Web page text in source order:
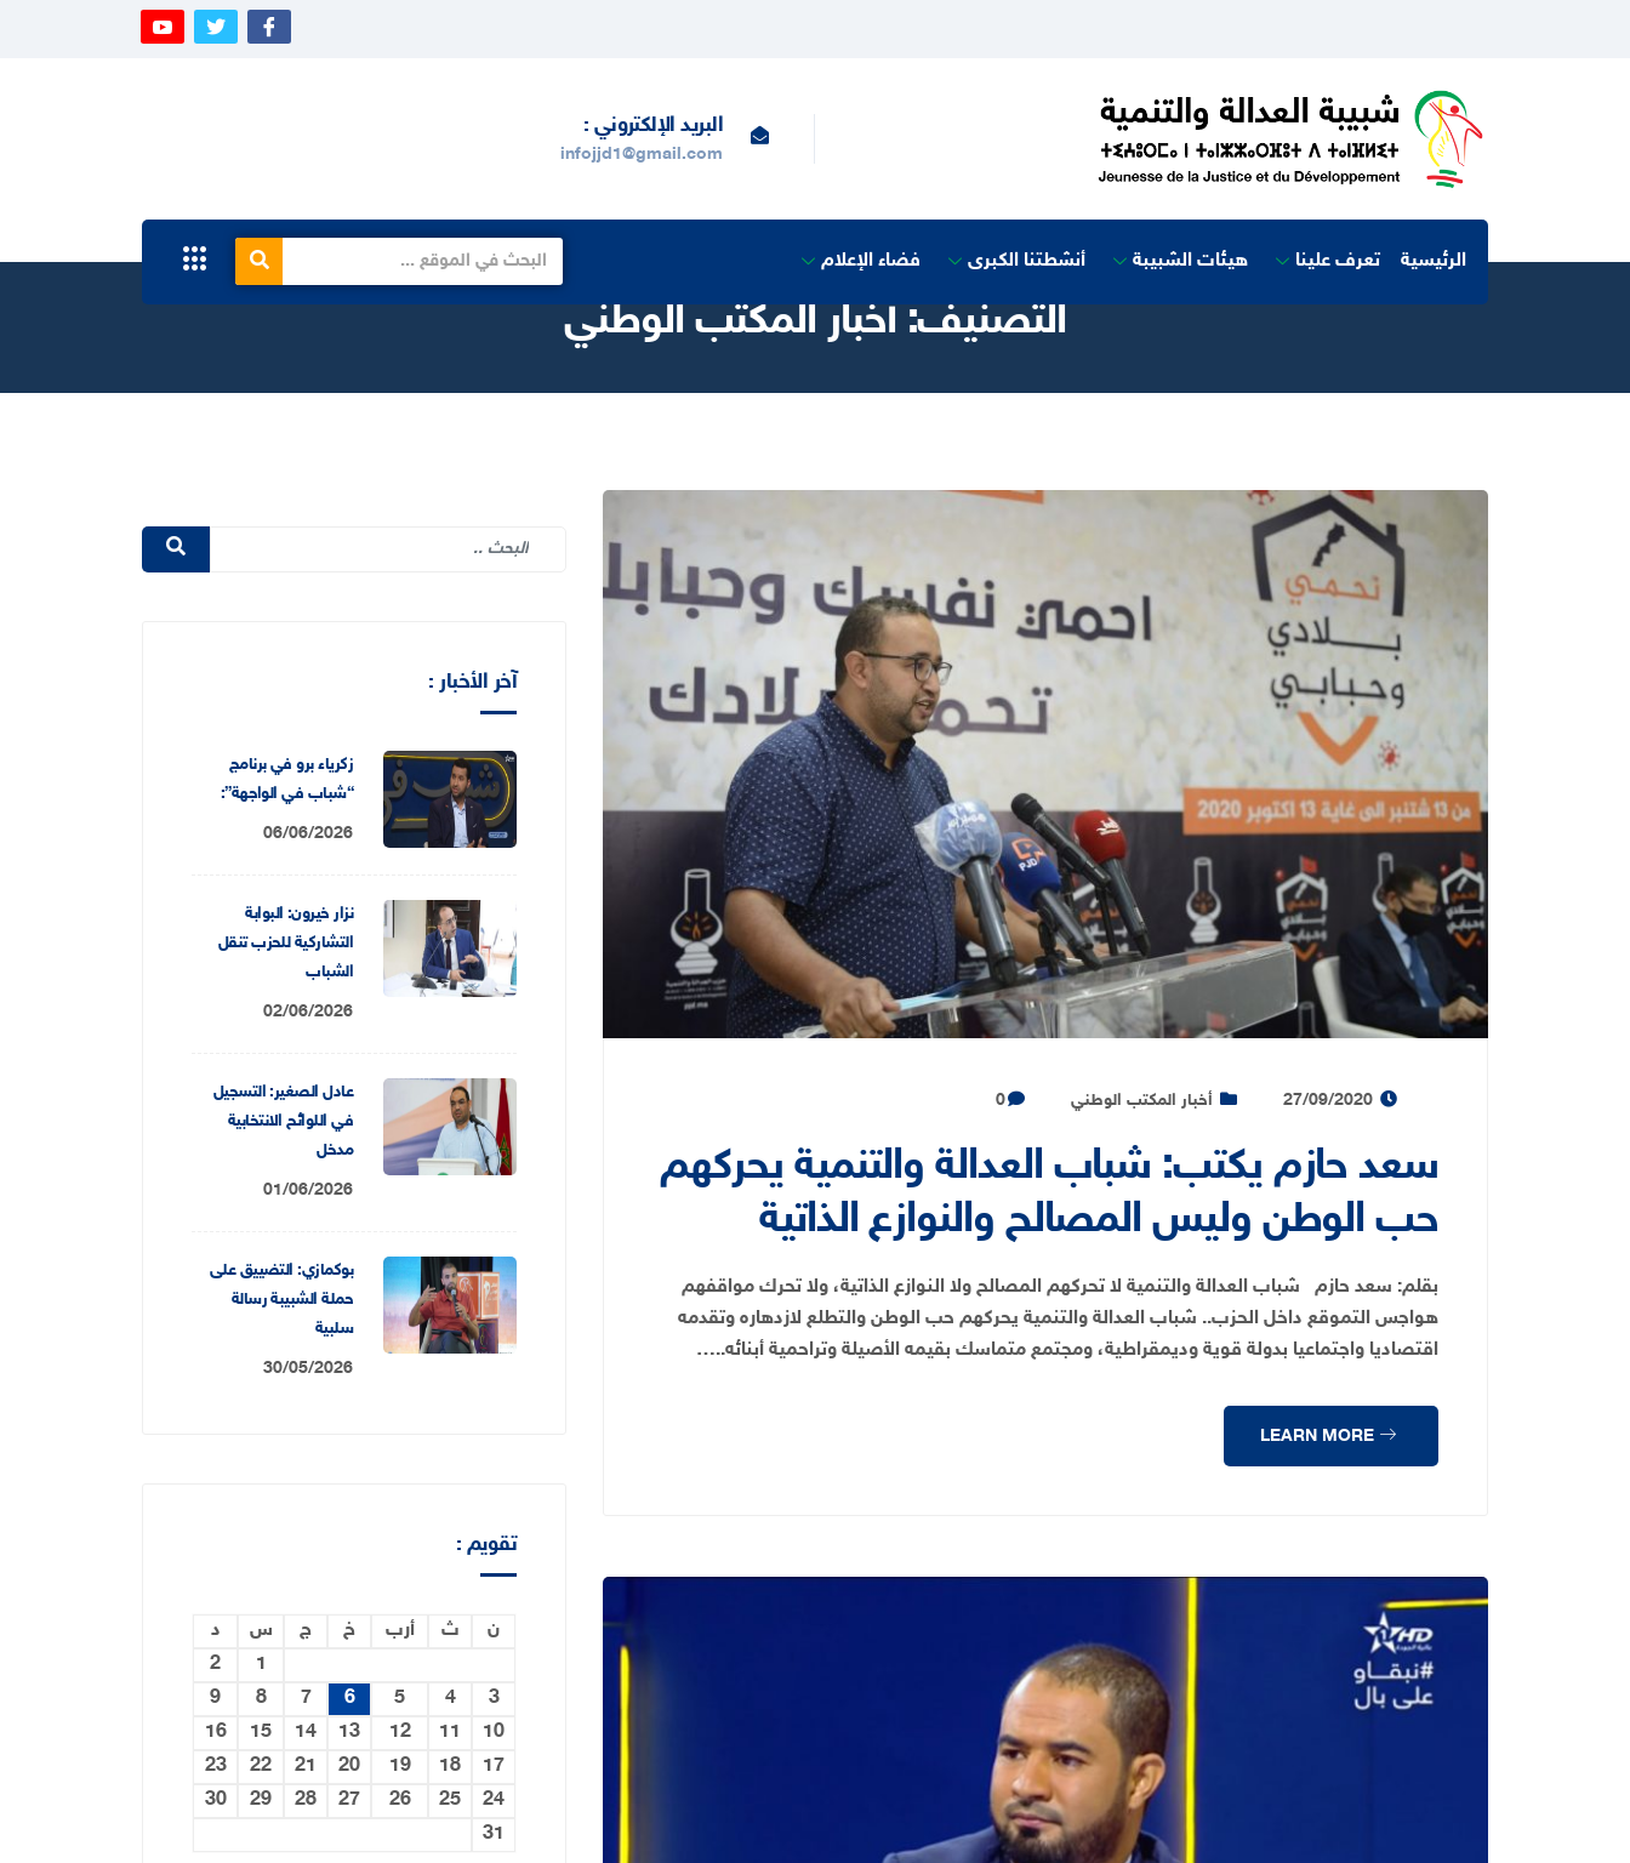
البريد الإلكتروني :
infojjd1@gmail.com
الرئيسية تعرف علينا هيئات الشبيبة أنشطتنا الكبرى فضاء الإعلام
التصنيف:أخبار المكتب الوطني
أخبار المكتب الوطني 0
سعد حازم يكتب: شباب العدالة والتنمية يحركهم
حب الوطن وليس المصالح والنوازع الذاتية
بقلم: سعد حازم شباب العدالة والتنمية لا تحركهم المصالح ولا النوازع الذاتية، ولا تحرك مواقفهم
هواجس التموقع داخل الحزب.. شباب العدالة والتنمية يحركهم حب الوطن والتطلع لازدهاره وتقدمه
اقتصاديا واجتماعيا بدولة قوية وديمقراطية، ومجتمع متماسك بقيمه الأصيلة وتراحمية أبنائه..…
LEARN MORE
آخر الأخبار :
زكرياء برو في برنامج
“شباب في الواجهة”:
06/06/2026
نزار خيرون: البوابة
التشاركية للحزب تنقل
الشباب
02/06/2026
عادل الصغير: التسجيل
في اللوائح الانتخابية
مدخل
01/06/2026
بوكمازي: التضييق على
حملة الشبيبة رسالة
سلبية
30/05/2026
تقويم :
ن ث أرب خ ج س
د
1
2
3
4
5
6
7
8
9
10
11
12
13
14
15
16
17
18
19
20
21
22
23
24
25
26
27
28
29
30
31